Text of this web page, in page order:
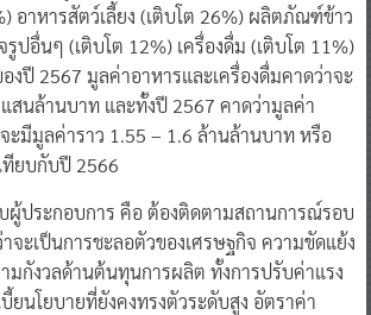
อาหารสัตว์เลี้ยง (เติบโต 26%) ผลิตภัณฑ์ข้าว
รูปอื่นๆ (เติบโต 12%) เครื่องดื่ม (เติบโต 11%)
งปี 2567 มูลค่าอาหารและเครื่องดื่มคาดว่าจะ
สนล้านบาท และทั้งปี 2567 คาดว่ามูลค่า
ะมีมูลค่าราว 1.55 – 1.6 ล้านล้านบาท หรือ
ทียบกับปี 2566
ผู้ประกอบการ คือ ต้องติดตามสถานการณ์รอบ
จะเป็นการชะลอตัวของเศรษฐกิจ ความขัดแย้ง
มกังวลด้านต้นทุนการผลิต ทั้งการปรับค่าแรง
ยนโยบายที่ยังคงทรงตัวระดับสูง อัตราค่า